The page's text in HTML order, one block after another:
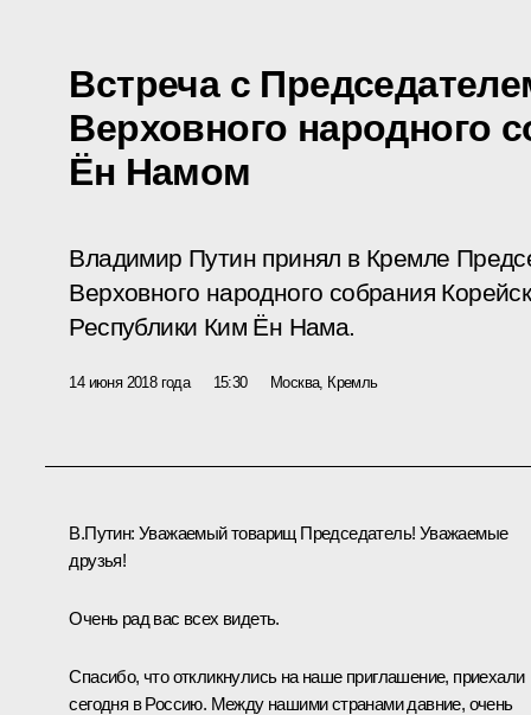
Встреча с
Верховного народного
Ён Намом
Владимир Путин принял в Кремле
Верховного народного собрания
Республики Ким Ён Нама.
14 июня 2018 года 15:30 Москва, Кремль
В.Путин: Уважаемый товарищ Председатель! Уважаемые
друзья!
Очень рад вас всех видеть.
Спасибо, что откликнулись на наше приглашение, приехали
сегодня в Россию. Между нашими странами давние, очень